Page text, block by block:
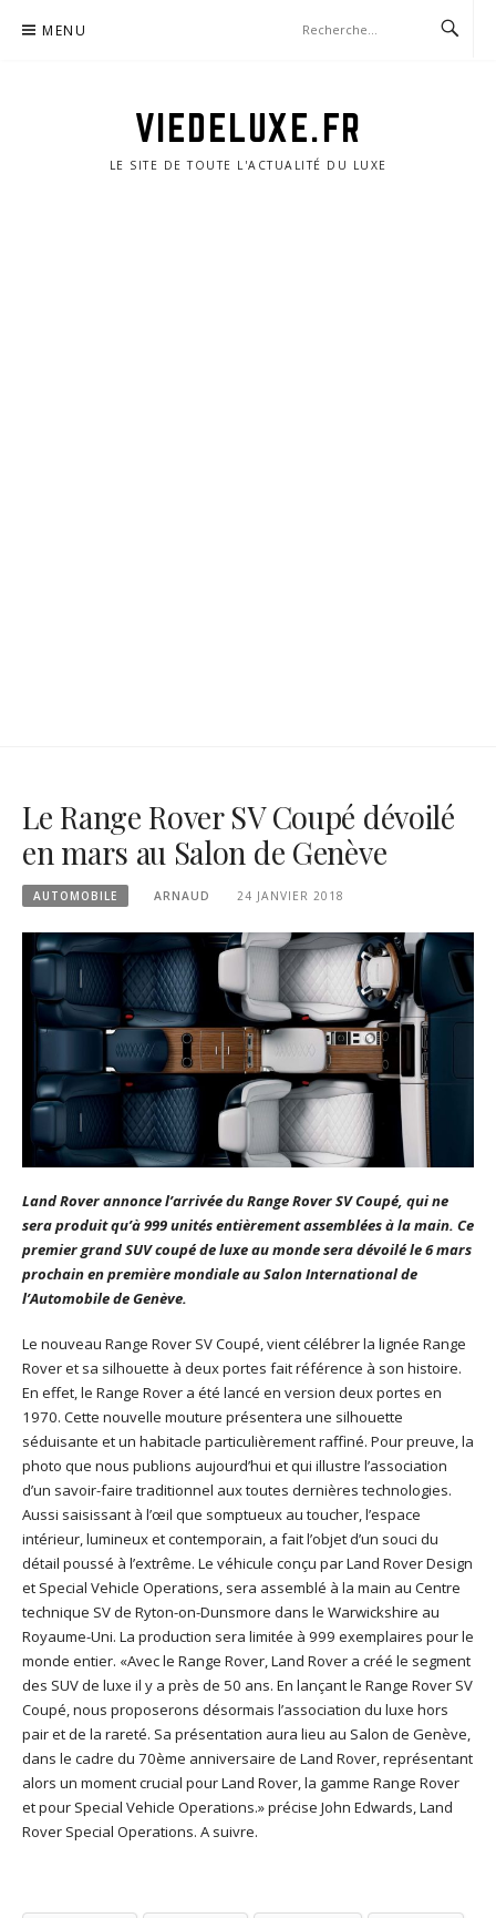
MENU
VIEDELUXE.FR
LE SITE DE TOUTE L'ACTUALITÉ DU LUXE
Le Range Rover SV Coupé dévoilé
en mars au Salon de Genève
AUTOMOBILE ARNAUD 24 JANVIER 2018
Land Rover annonce l’arrivée du Range Rover SV Coupé, qui ne
sera produit qu’à 999 unités entièrement assemblées à la main. Ce
premier grand SUV coupé de luxe au monde sera dévoilé le 6 mars
prochain en première mondiale au Salon International de
l’Automobile de Genève.
Le nouveau Range Rover SV Coupé, vient célébrer la lignée Range
Rover et sa silhouette à deux portes fait référence à son histoire.
En effet, le Range Rover a été lancé en version deux portes en
1970. Cette nouvelle mouture présentera une silhouette
séduisante et un habitacle particulièrement raffiné. Pour preuve, la
photo que nous publions aujourd’hui et qui illustre l’association
d’un savoir-faire traditionnel aux toutes dernières technologies.
Aussi saisissant à l’œil que somptueux au toucher, l’espace
intérieur, lumineux et contemporain, a fait l’objet d’un souci du
détail poussé à l’extrême. Le véhicule conçu par Land Rover Design
et Special Vehicle Operations, sera assemblé à la main au Centre
technique SV de Ryton-on-Dunsmore dans le Warwickshire au
Royaume-Uni. La production sera limitée à 999 exemplaires pour le
monde entier. «Avec le Range Rover, Land Rover a créé le segment
des SUV de luxe il y a près de 50 ans. En lançant le Range Rover SV
Coupé, nous proposerons désormais l’association du luxe hors
pair et de la rareté. Sa présentation aura lieu au Salon de Genève,
dans le cadre du 70ème anniversaire de Land Rover, représentant
alors un moment crucial pour Land Rover, la gamme Range Rover
et pour Special Vehicle Operations.» précise John Edwards, Land
Rover Special Operations. A suivre.